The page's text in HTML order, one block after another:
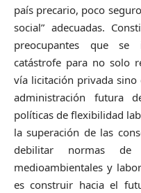
país precario, poco
social” adecuadas.
preocupantes que se
catástrofe para no solo
vía licitación privada
administración futura
políticas de flexibilidad
la superación de las
debilitar normas de
medioambientales y
es construir hacia el